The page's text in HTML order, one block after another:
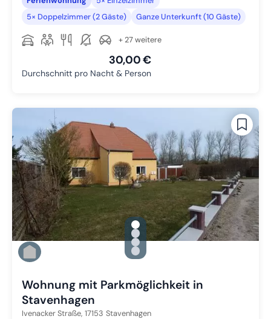
5× Doppelzimmer (2 Gäste)
Ganze Unterkunft (10 Gäste)
+ 27 weitere
30,00 €
Durchschnitt pro Nacht & Person
gallery.slide_selector
Zu Slide 1 wechseln
Zu Slide 2 wechseln
Zu Slide 3 wechseln
Zu Slide 4 wechseln
Wohnung mit Parkmöglichkeit in
Stavenhagen
Ivenacker Straße, 17153 Stavenhagen